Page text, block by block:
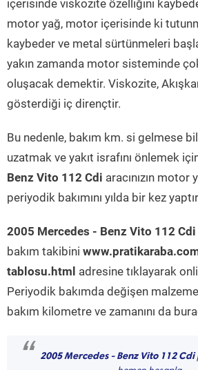
içerisinde viskozite özelliğini
motor yağ, motor içerisinde ki
kaybeder ve metal sürtünmeleri
yakın zamanda motor sisteminde
oluşacak demektir. Viskozite,
gösterdiği iç dirençtir.
Bu nedenle, bakım km. si gelmese
uzatmak ve yakıt israfını önlemek
Benz Vito 112 Cdi aracınızın
periyodik bakımını yılda bir kez
2005 Mercedes - Benz Vito 112 Cdi
bakım takibini
tablosu.html adresine tıklayarak
Periyodik bakımda değişen
bakım kilometre ve zamanını da
“ 2005 Mercedes - Benz Vito 112 Cdi